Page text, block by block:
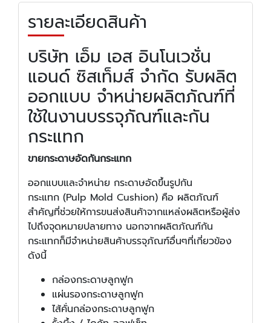
รายละเอียดสินค้า
บริษัท เอ็ม เอส อินโนเวชั่น
แอนด์ ซิสเท็มส์ จำกัด รับผลิต
ออกแบบ จำหน่ายผลิตภัณฑ์ที่
ใช้ในงานบรรจุภัณฑ์และกัน
กระแทก
ขายกระดาษอัดกันกระแทก
ออกแบบและจำหน่าย กระดาษอัดขึ้นรูปกัน
กระแทก (Pulp Mold Cushion) คือ ผลิตภัณฑ์
สำคัญที่ช่วยให้การขนส่งสินค้าจากแหล่งผลิตหรือผู้ส่ง
ไปถึงจุดหมายปลายทาง นอกจากผลิตภัณฑ์กัน
กระแทกก็มีจำหน่ายสินค้าบรรจุภัณฑ์อื่นๆที่เกี่ยวข้อง
ดังนี้
กล่องกระดาษลูกฟูก
แผ่นรองกระดาษลูกฟูก
ไส้คั่นกล่องกระดาษลูกฟูก